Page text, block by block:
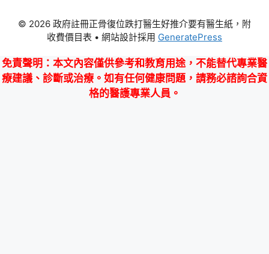
© 2026 政府註冊正骨復位跌打醫生好推介要有醫生紙，附
收費價目表 • 網站設計採用 GeneratePress
免責聲明 ：本文內容僅供參考和教育用途，不能替代專業醫
療建議、診斷或治療。如有任何健康問題，請務必諮詢合資
格的醫護專業人員。